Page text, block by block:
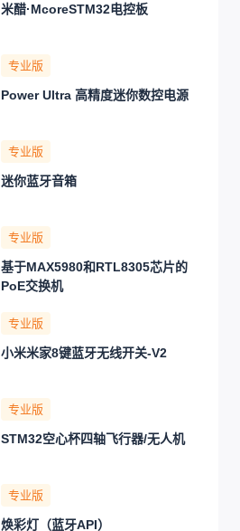
米醋·McoreSTM32电控板
专业版
Power Ultra 高精度迷你数控电源
专业版
迷你蓝牙音箱
专业版
基于MAX5980和RTL8305芯片的
PoE交换机
专业版
小米米家8键蓝牙无线开关-V2
专业版
STM32空心杯四轴飞行器/无人机
专业版
焕彩灯（蓝牙API）